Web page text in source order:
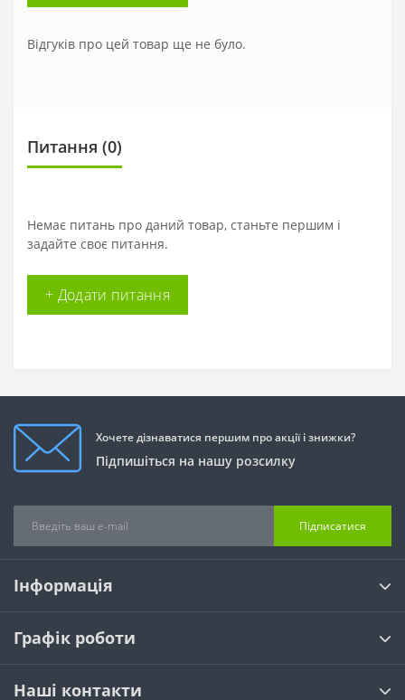
Відгуків про цей товар ще не було.
Питання (0)
Немає питань про даний товар, станьте першим і
задайте своє питання.
+ Додати питання
Хочете дізнаватися першим про акції і знижки?
Підпишіться на нашу розсилку
Підписатися
Інформація
Графік роботи
Наші контакти